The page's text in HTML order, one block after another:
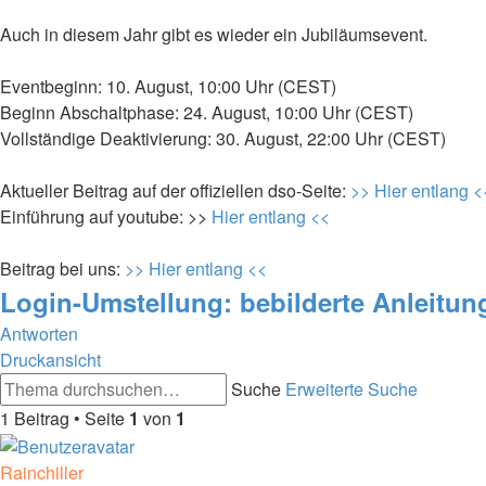
Auch in diesem Jahr gibt es wieder ein Jubiläumsevent.
Eventbeginn: 10. August, 10:00 Uhr (CEST)
Beginn Abschaltphase: 24. August, 10:00 Uhr (CEST)
Vollständige Deaktivierung: 30. August, 22:00 Uhr (CEST)
Aktueller Beitrag auf der offiziellen dso-Seite: >> Hier entlang
Einführung auf youtube: >> Hier entlang <<
Beitrag bei uns: >> Hier entlang <<
Login-Umstellung: bebilderte
Antworten
Druckansicht
Suche Erweiterte Suche
1 Beitrag • Seite 1 von 1
Rainchiller